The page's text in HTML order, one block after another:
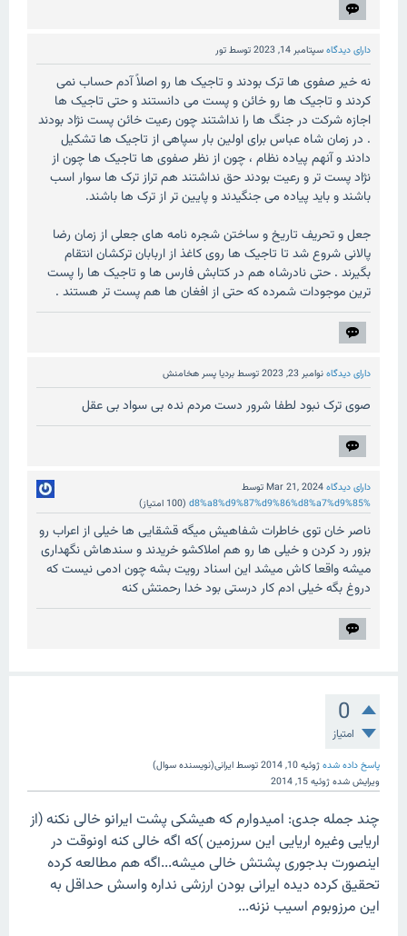
دارای دیدگاهسپتامبر 14, 2023 توسطتور
نه خیر صفوی ها ترک بودند و تاجیک ها رو اصلاً آدم حساب نمی
کردند و تاجیک ها رو خائن و پست می دانستند و حتی تاجیک ها
اجازه شرکت در جنگ ها را نداشتند چون رعیت خائن پست نژاد بودند
. در زمان شاه عباس برای اولین بار سپاهی از تاجیک ها تشکیل
دادند و آنهم پیاده نظام ، چون از نظر صفوی ها تاجیک ها چون از
نژاد پست تر و رعیت بودند حق نداشتند هم تراز ترک ها سوار اسب
باشند و باید پیاده می جنگیدند و پایین تر از ترک ها باشند.
جعل و تحریف تاریخ و ساختن شجره نامه های جعلی از زمان رضا
پالانی شروع شد تا تاجیک ها روی کاغذ از اربابان ترکشان انتقام
بگیرند . حتی نادرشاه هم در کتابش فارس ها و تاجیک ها را پست
ترین موجودات شمرده که حتی از افغان ها هم پست تر هستند .
دارای دیدگاهنوامبر 23, 2023 توسطبردیا پسر هخامنش
صوی ترک نبود لطفا شرور دست مردم نده بی سواد بی عقل
دارای دیدگاهMar 21, 2024توسط
%d8%a8%d9%87%d9%86%d8%a7%d9%85
(
100 امتیاز)
ناصر خان توی خاطرات شفاهیش میگه قشقایی ها خیلی از اعراب رو
بزور رد کردن و خیلی ها رو هم املاکشو خریدند و سندهاش نگهداری
میشه واقعا کاش میشد این اسناد رویت بشه چون ادمی نیست که
دروغ بگه خیلی ادم کار درستی بود خدا رحمتش کنه
0
امتیاز
پاسخ داده شدهژوئیه 10, 2014 توسطایرانی(نویسنده سوال)
ویرایش شدهژوئیه 15, 2014
چند جمله جدی: امیدوارم که هیشکی پشت ایرانو خالی نکنه (از
اریایی وغیره اریایی این سرزمین )که اگه خالی کنه اونوقت در
اینصورت بدجوری پشتش خالی میشه...اگه هم مطالعه کرده
تحقیق کرده دیده ایرانی بودن ارزشی نداره واسش حداقل به
این مرزوبوم اسیب نزنه...